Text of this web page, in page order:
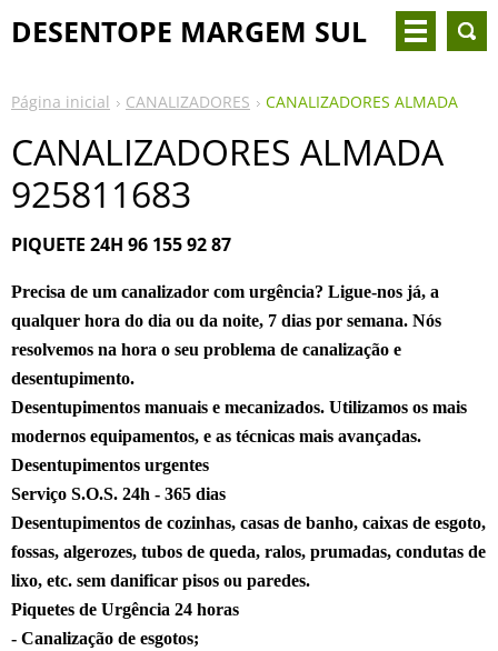
DESENTOPE MARGEM SUL
Página inicial CANALIZADORES CANALIZADORES ALMADA
CANALIZADORES ALMADA
925811683
PIQUETE 24H 96 155 92 87
Precisa de um canalizador com urgência? Ligue-nos já, a
qualquer hora do dia ou da noite, 7 dias por semana. Nós
resolvemos na hora o seu problema de canalização e
desentupimento.
Desentupimentos manuais e mecanizados. Utilizamos os mais
modernos equipamentos, e as técnicas mais avançadas.
Desentupimentos urgentes
Serviço S.O.S. 24h - 365 dias
Desentupimentos de cozinhas, casas de banho, caixas de esgoto,
fossas, algerozes, tubos de queda, ralos, prumadas, condutas de
lixo, etc. sem danificar pisos ou paredes.
Piquetes de Urgência 24 horas
- Canalização de esgotos;